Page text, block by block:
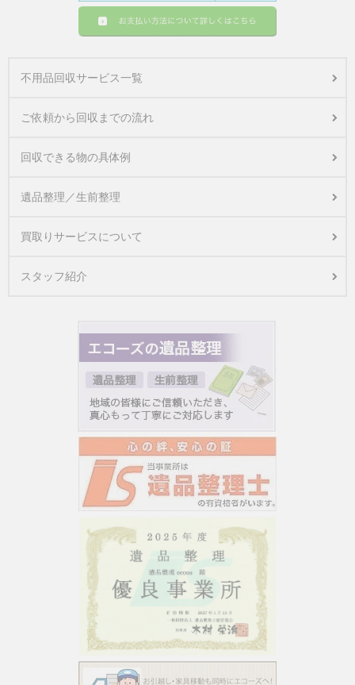
不用品回収サービス一覧
ご依頼から回収までの流れ
回収できる物の具体例
遺品整理／生前整理
買取りサービスについて
スタッフ紹介